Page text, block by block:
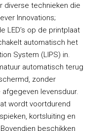
diverse technieken die
Innovations;
LED’s op de printplaat
automatisch het
System (LIPS) in.
automatisch terug
zonder
levensduur.
wordt voortdurend
kortsluiting en
beschikken